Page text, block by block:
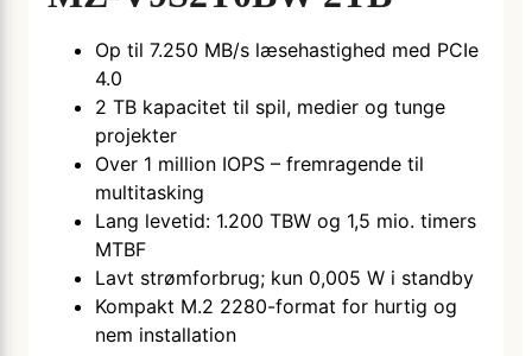
Op til 7.250 MB/s læsehastighed med PCIe
4.0
2 TB kapacitet til spil, medier og tunge
projekter
Over 1 million IOPS – fremragende til
multitasking
Lang levetid: 1.200 TBW og 1,5 mio. timers
MTBF
Lavt strømforbrug; kun 0,005 W i standby
Kompakt M.2 2280-format for hurtig og
nem installation